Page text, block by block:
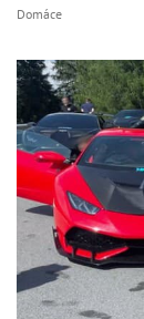
Domáce